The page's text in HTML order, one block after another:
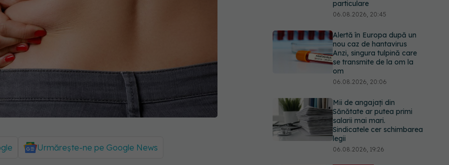
Urmărește-ne pe Google News
particulare
06.08.2026, 20:45
Alertă în Europa după un
nou caz de hantavirus
Anzi, singura tulpină care
se transmite de la om la
om
06.08.2026, 20:06
Mii de angajați din
Sănătate ar putea primi
salarii mai mari.
Sindicatele cer schimbarea
legii
06.08.2026, 19:26